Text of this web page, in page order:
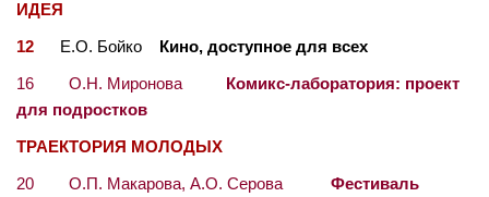
ИДЕЯ
12 Е.О. Бойко Кино, доступное для всех
16 О.Н. Миронова
Комикс-лаборатория: проект
для подростков
ТРАЕКТОРИЯ МОЛОДЫХ
20 О.П. Макарова, А.О. Серова
Фестиваль